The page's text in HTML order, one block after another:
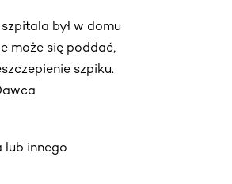
był w domu
może się poddać,
szpiku.
lub innego